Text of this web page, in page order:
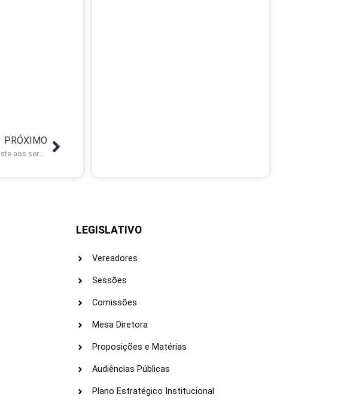
PRÓXIMO
Vereadores de Macaé cobram o pagamento de reajuste aos servidores
LEGISLATIVO
Vereadores
Sessões
Comissões
Mesa Diretora
Proposições e Matérias
Audiências Públicas
Plano Estratégico Institucional